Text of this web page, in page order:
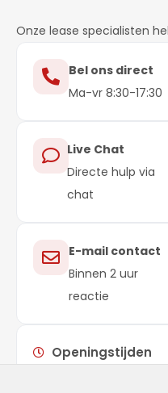
Onze lease specialisten
Bel ons direct
Ma-vr 8:30-17:30
Live Chat
Directe hulp via
chat
E-mail contact
Binnen 2 uur
reactie
Openingstijden